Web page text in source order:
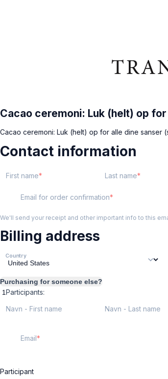
Cacao ceremoni: Luk (helt) op
Cacao ceremoni: Luk (helt) op for alle dine sanser
Contact information
First name Last name
Email for order confirmation
We'll send your receipt and other important info to this
Billing address
Country
Purchasing for someone else?
Participants:
Navn - First name
Navn - Last name
Email
Participant